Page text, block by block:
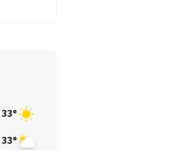
33°
33°